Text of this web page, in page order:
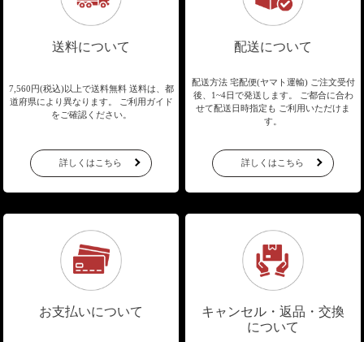
送料について
7,560円(税込)以上で送料無料送料は、都
道府県により異なります。
ご利用ガイド
をご確認ください。
詳しくはこちら
配送について
配送方法 宅配便(ヤマト運輸) ご注文受付
後、1~4日で発送します。
ご都合に合わ
せて配送日時指定も ご利用いただけま
す。
詳しくはこちら
お支払いについて
キャンセル・返品・交換
について